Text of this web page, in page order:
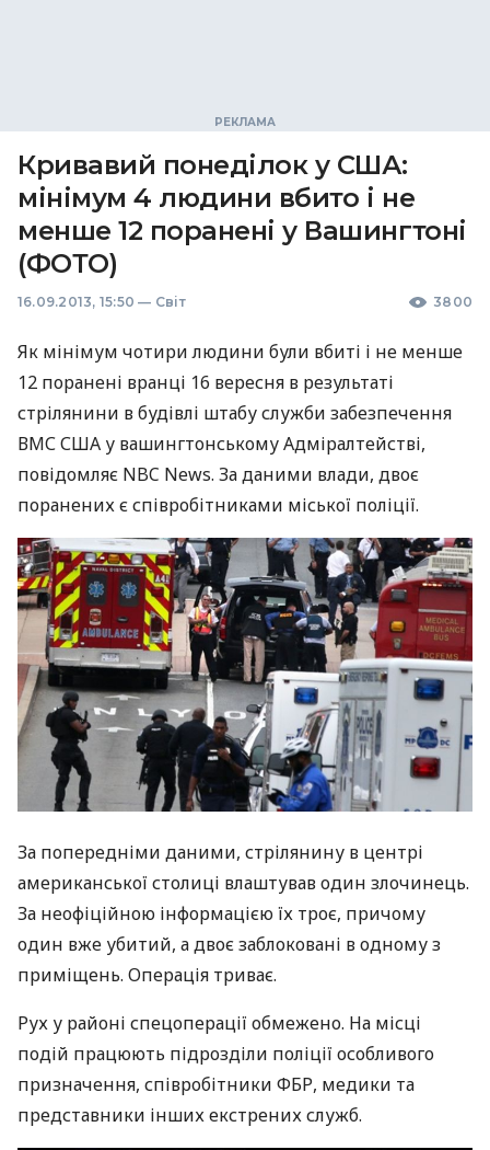
Кривавий понеділок у США:
мінімум 4 людини вбито і не
менше 12 поранені у Вашингтоні
(ФОТО)
16.09.2013, 15:50 — Світ 3800
Як мінімум чотири людини були вбиті і не менше
12 поранені вранці 16 вересня в результаті
стрілянини в будівлі штабу служби забезпечення
ВМССША у вашингтонському Адміралтействі,
повідомляє NBC News. За даними влади, двоє
поранених є співробітниками міської поліції.
За попередніми даними, стрілянину в центрі
американської столиці влаштував один злочинець.
За неофіційною інформацією їх троє, причому
один вже убитий, а двоє заблоковані в одному з
приміщень. Операція триває.
Рух у районі спецоперації обмежено. На місці
подій працюють підрозділи поліції особливого
призначення, співробітники ФБР, медики та
представники інших екстрених служб.